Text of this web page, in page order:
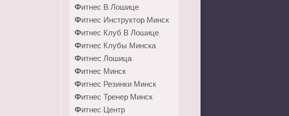
Фитнес В Лошице
Фитнес Инструктор Минск
Фитнес Клуб В Лошице
Фитнес Клубы Минска
Фитнес Лошица
Фитнес Минск
Фитнес Резинки Минск
Фитнес Тренер Минск
Фитнес Центр